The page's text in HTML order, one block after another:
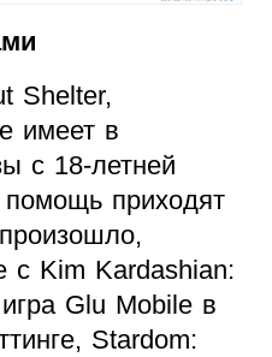
Shelter,
имеет в
с 18-летней
приходят
с Kim Kardashian:
Glu Mobile в
Stardom: